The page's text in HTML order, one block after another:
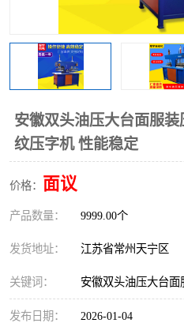
安徽双头油压大台面服
纹压字机 性能稳定
价格： 面议
产品数量： 9999.00个
发货地址： 江苏省常州天宁区
关键词： 安徽双头油压大台面
发布日期： 2026-01-04